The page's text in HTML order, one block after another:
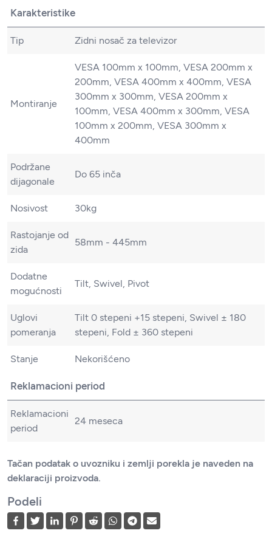
Karakteristike
Tip Zidni nosač za televizor
Montiranje
VESA 100mm x 100mm, VESA 200mm x
200mm, VESA 400mm x 400mm, VESA
300mm x 300mm, VESA 200mm x
100mm, VESA 400mm x 300mm, VESA
100mm x 200mm, VESA 300mm x
400mm
Podržane
dijagonale
Do 65 inča
Nosivost 30kg
Rastojanje od
zida
58mm - 445mm
Dodatne
mogućnosti
Tilt, Swivel, Pivot
Uglovi
pomeranja
Tilt 0 stepeni +15 stepeni, Swivel ± 180
stepeni, Fold ± 360 stepeni
Stanje Nekorišćeno
Reklamacioni period
Reklamacioni
period
24 meseca
Tačan podatak o uvozniku i zemlji porekla je naveden na
deklaraciji proizvoda.
Podeli